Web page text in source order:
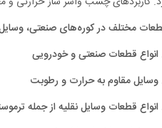
مختلف در کوره‌های صنعتی،
انواع قطعات صنعتی و خودرویی
وسایل مقاوم به حرارت و رطوبت
انواع قطعات وسایل نقلیه از جمله